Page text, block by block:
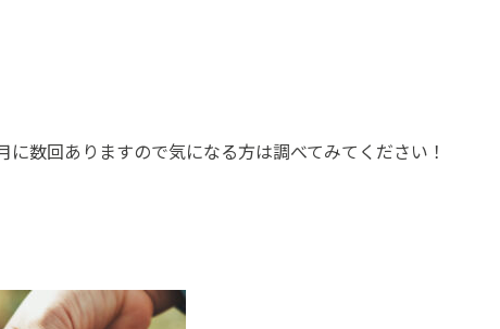
数回ありますので気になる方は調べてみてください！